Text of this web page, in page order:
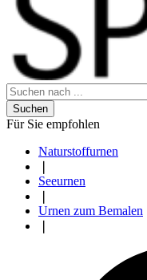
Suchen
Für Sie empfohlen
Naturstoffurnen
Seeurnen
Urnen zum Bemalen